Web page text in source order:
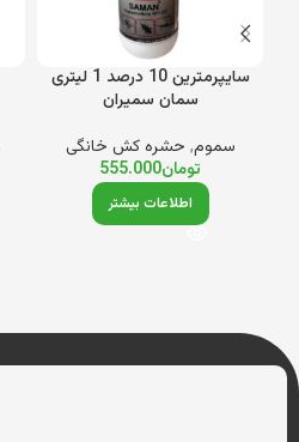
سایپرمترین 10 درصد 1 لیتری
سمان سمیران
سموم, حشره کش خانگی
تومان555.000
اطلاعات بیشتر